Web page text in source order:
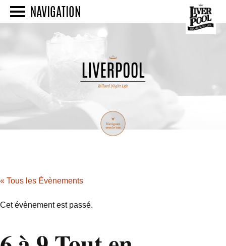
NAVIGATION
« Tous les Évènements
Cet évènement est passé.